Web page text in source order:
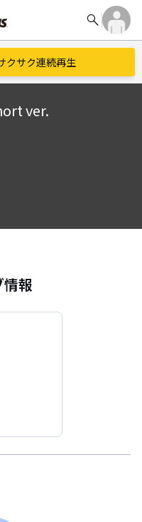
search
クサク連続再生
ver.
情報